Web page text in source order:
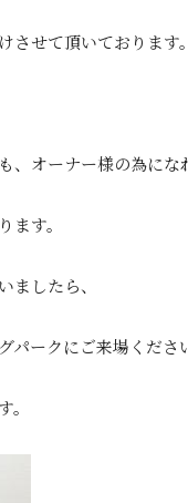
させて頂いております。
、オーナー様の為にな
ます。
ましたら、
パークにご来場くださ